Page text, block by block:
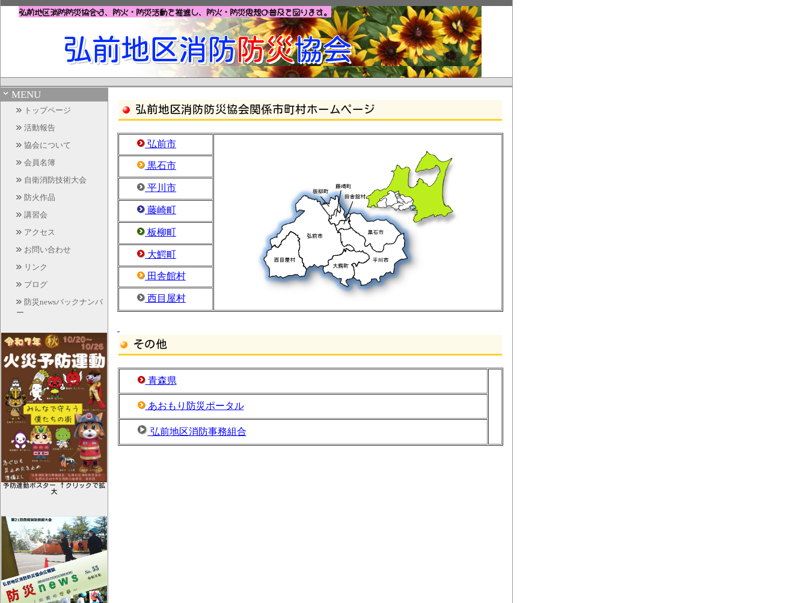
弘前地区消防防災協会は、防火・防災活動を推進し、 防火・防災思想の普及を図ります。
弘前地区消防防災協会
MENU
トップページ
活動報告
協会について
会員名簿
自衛消防技術大会
防火作品
講習会
アクセス
お問い合わせ
リンク
ブログ
防災newsバックナンバ
ー
予防運動ポスター ↑クリックで拡
大
弘前地区消防防災協会関係市町村ホームページ
弘前市
黒石市
平川市
藤崎町
板柳町
大鰐町
田舎館村
西目屋村
その他
青森県
あおもり防災ポータル
弘前地区消防事務組合